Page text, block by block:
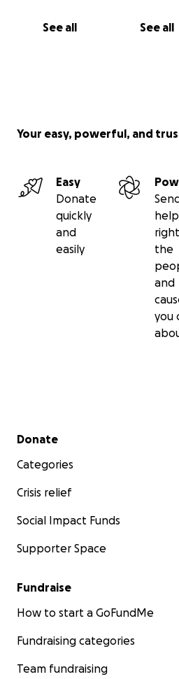
See all See all
Your easy, powerful, and
Easy
Donate
quickly
and
easily
help
the
and
you
Secondary menu
Donate
Categories
Crisis relief
Social Impact Funds
Supporter Space
Fundraise
How to start a GoFundMe
Fundraising categories
Team fundraising